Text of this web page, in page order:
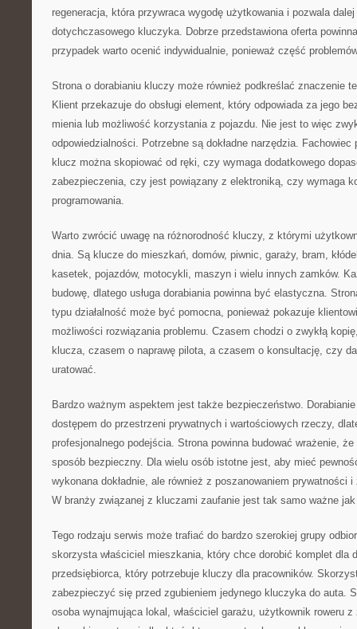
regeneracja, która przywraca wygodę użytkowania i pozwala
dotychczasowego kluczyka. Dobrze przedstawiona oferta
przypadek warto ocenić indywidualnie, ponieważ część
Strona o dorabianiu kluczy może również podkreślać znaczenie
Klient przekazuje do obsługi element, który odpowiada za jego
mienia lub możliwość korzystania z pojazdu. Nie jest to więc
odpowiedzialności. Potrzebne są dokładne narzędzia.
klucz można skopiować od ręki, czy wymaga dodatkowego
zabezpieczenia, czy jest powiązany z elektroniką, czy wymaga
programowania.
Warto zwrócić uwagę na różnorodność kluczy, z którymi
dnia. Są klucze do mieszkań, domów, piwnic, garaży, bram,
kasetek, pojazdów, motocykli, maszyn i wielu innych zamków.
budowę, dlatego usługa dorabiania powinna być elastyczna.
typu działalność może być pomocna, ponieważ pokazuje
możliwości rozwiązania problemu. Czasem chodzi o zwykłą
klucza, czasem o naprawę pilota, a czasem o konsultację, czy
uratować.
Bardzo ważnym aspektem jest także bezpieczeństwo.
dostępem do przestrzeni prywatnych i wartościowych rzeczy,
profesjonalnego podejścia. Strona powinna budować wrażenie, że
sposób bezpieczny. Dla wielu osób istotne jest, aby mieć
wykonana dokładnie, ale również z poszanowaniem prywatności
W branży związanej z kluczami zaufanie jest tak samo ważne
Tego rodzaju serwis może trafiać do bardzo szerokiej grupy
skorzysta właściciel mieszkania, który chce dorobić komplet dla
przedsiębiorca, który potrzebuje kluczy dla pracowników.
zabezpieczyć się przed zgubieniem jedynego kluczyka do auta.
osoba wynajmująca lokal, właściciel garażu, użytkownik roweru